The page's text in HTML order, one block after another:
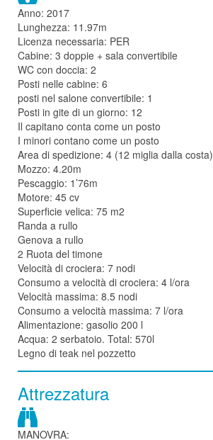
Anno: 2017
Lunghezza: 11.97m
Licenza necessaria: PER
Cabine: 3 doppie + sala convertibile
WC con doccia: 2
Posti nelle cabine: 6
posti nel salone convertibile: 1
Posti in gite di un giorno: 12
Il capitano conta come un posto
I minori contano come un posto
Area di spedizione: 4 (12 miglia dalla costa)
Mozzo: 4.20m
Pescaggio: 1’76m
Motore: 45 cv
Superficie velica: 75 m2
Randa a rullo
Genova a rullo
2 Ruota del timone
Velocità di crociera: 7 nodi
Consumo a velocità di crociera: 4 l/ora
Velocità massima: 8.5 nodi
Consumo a velocità massima: 7 l/ora
Alimentazione: gasolio 200 l
Acqua: 2 serbatoio. Total: 570l
Legno di teak nel pozzetto
Attrezzatura
MANOVRA: